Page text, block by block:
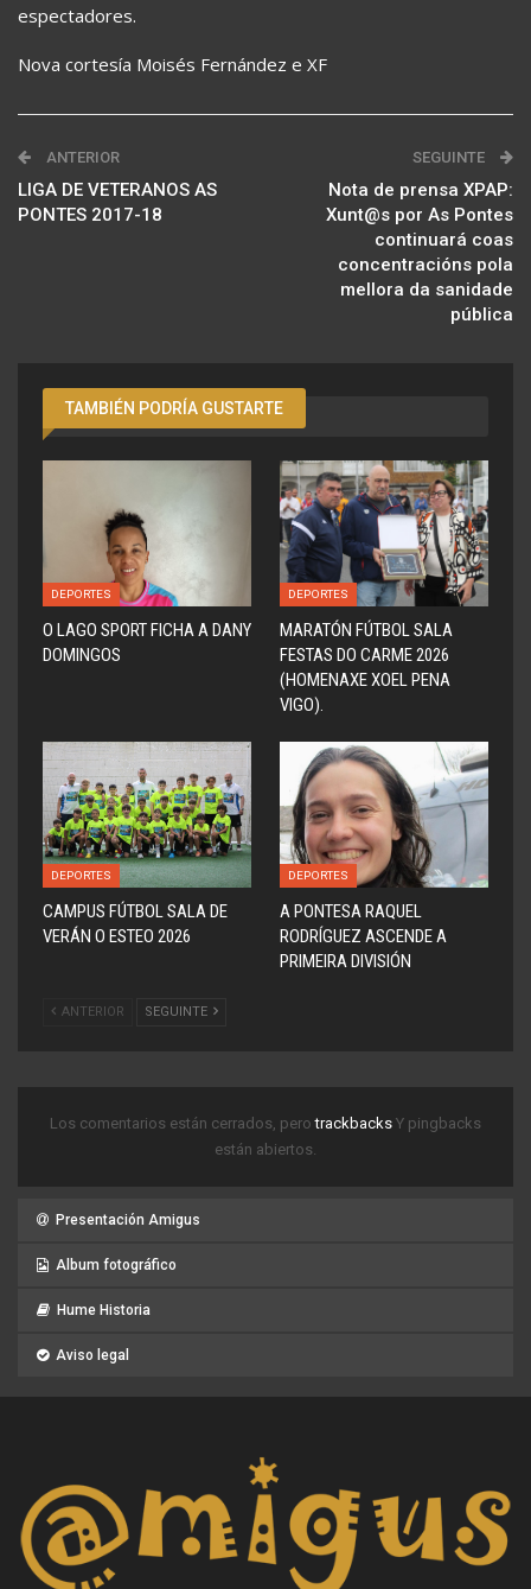
espectadores.
Nova cortesía Moisés Fernández e XF
ANTERIOR
LIGA DE VETERANOS AS
PONTES 2017-18
SEGUINTE
Nota de prensa XPAP:
Xunt@s por As Pontes
continuará coas
concentracións pola
mellora da sanidade
pública
TAMBIÉN PODRÍA GUSTARTE
DEPORTES
O LAGO SPORT FICHA A DANY
DOMINGOS
DEPORTES
MARATÓN FÚTBOL SALA
FESTAS DO CARME 2026
(HOMENAXE XOEL PENA
VIGO).
DEPORTES
CAMPUS FÚTBOL SALA DE
VERÁN O ESTEO 2026
DEPORTES
A PONTESA RAQUEL
RODRÍGUEZ ASCENDE A
PRIMEIRA DIVISIÓN
ANTERIOR SEGUINTE
Los comentarios están cerrados, perotrackbacks Y pingbacks
están abiertos.
Presentación Amigus
Album fotográfico
Hume Historia
Aviso legal